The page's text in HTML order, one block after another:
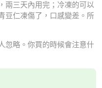
兩三天內用完；冷凍的可以
豆仁凍傷了，口感變差。所
忽略。你買的時候會注意什